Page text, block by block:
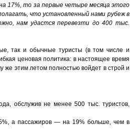
17%, то за первые четыре месяца этого
что установленный нами рубеж в
нам удастся перевезти до 400 тыс.
так и обычные туристы (в том числе и
ценовая политика: в настоящее время
же этим летом полностью войдет в строй и
обслужив не менее 500 тыс. туристов,
а пассажиров — на 19% больше, чем в